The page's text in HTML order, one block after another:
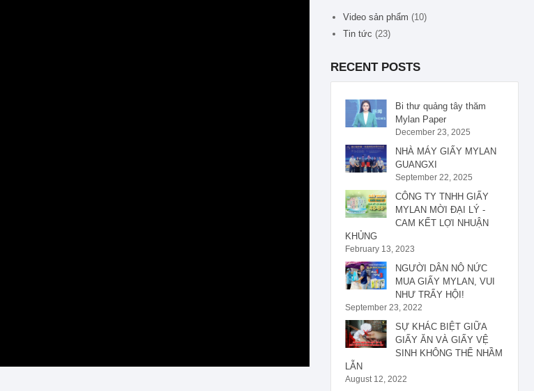
Video sản phẩm (10)
Tin tức (23)
RECENT POSTS
Bi thư quảng tây thăm
Mylan Paper
December 23, 2025
NHÀ MÁY GIẤY MYLAN
GUANGXI
September 22, 2025
CÔNG TY TNHH GIẤY
MYLAN MỜI ĐẠI LÝ -
CAM KẾT LỢI NHUẬN
KHỦNG
February 13, 2023
NGƯỜI DÂN NÔ NỨC
MUA GIẤY MYLAN, VUI
NHƯ TRẨY HỘI!
September 23, 2022
SỰ KHÁC BIỆT GIỮA
GIẤY ĂN VÀ GIẤY VỆ
SINH KHÔNG THỂ NHẦM
LẪN
August 12, 2022